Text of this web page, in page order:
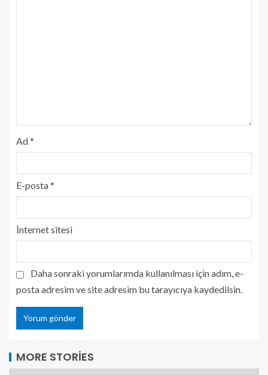
Ad*
E-posta*
İnternet sitesi
Daha sonraki yorumlarımda kullanılması için adım, e-
posta adresim ve site adresim bu tarayıcıya kaydedilsin.
MORE STORIES